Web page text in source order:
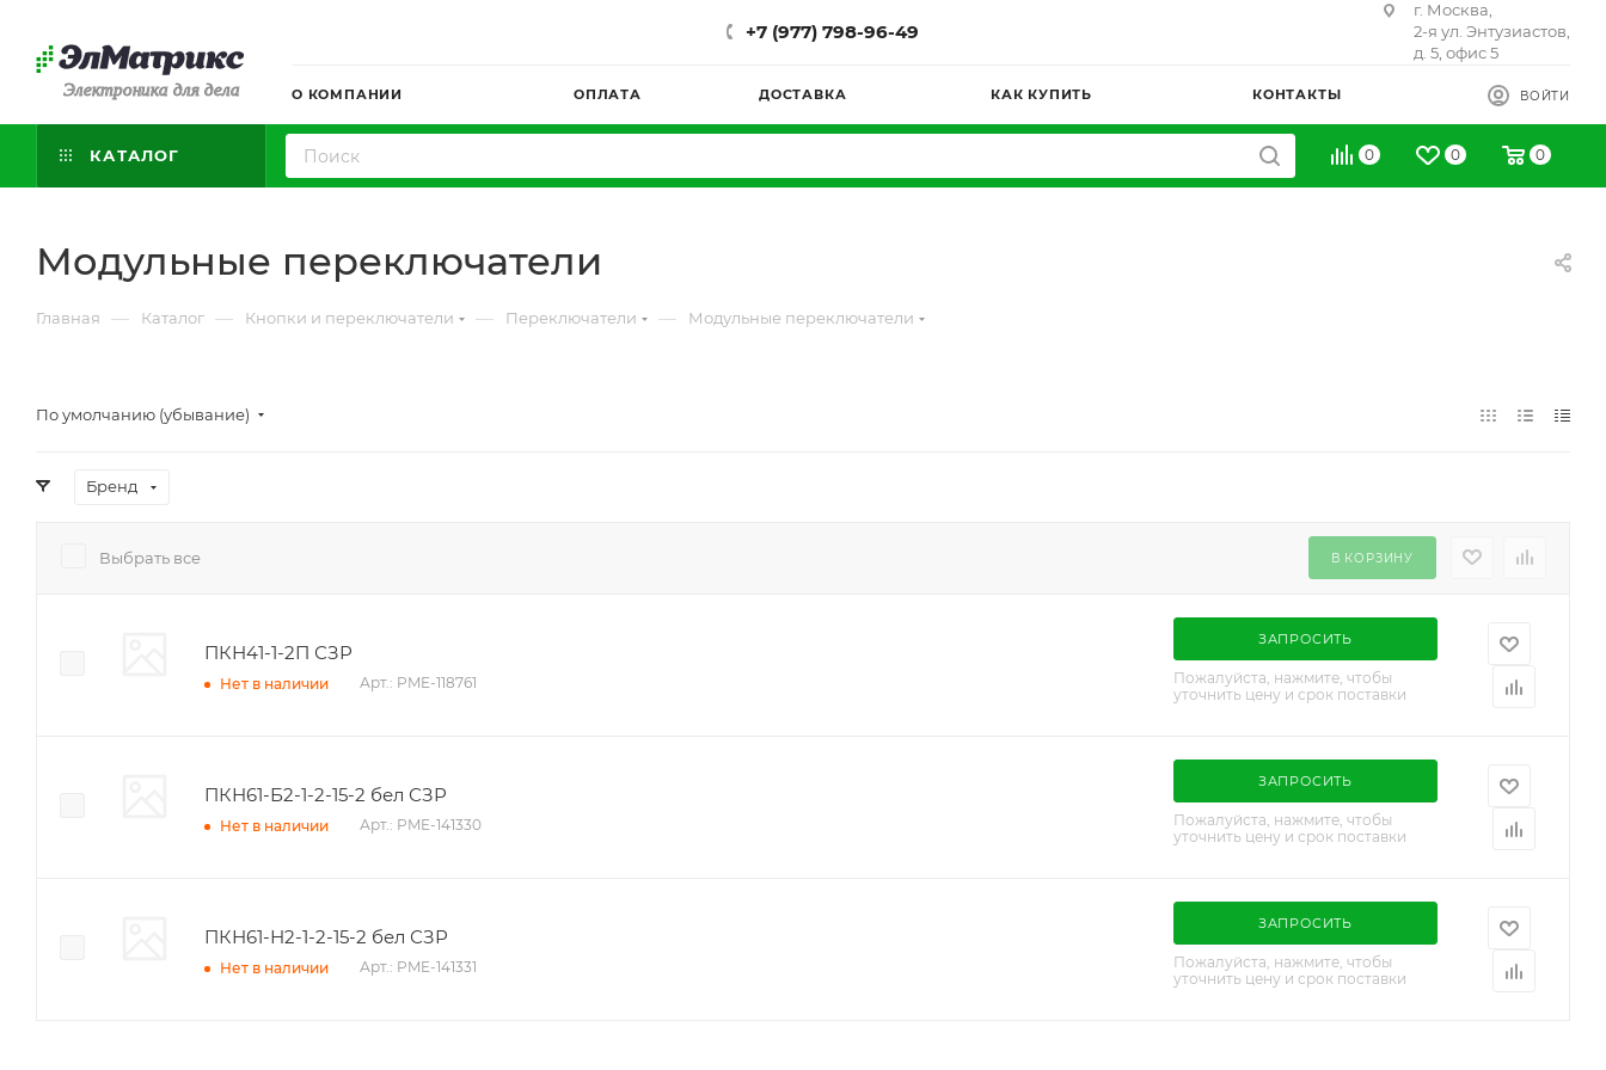
Электроника для дела
+7 (977) 798-96-49
г. Москва,
2-я ул. Энтузиастов,
д. 5, офис 5
О КОМПАНИИ ОПЛАТА ДОСТАВКА КАК КУПИТЬ КОНТАКТЫ ВОЙТИ
КАТАЛОГ 0 0 0
Модульные переключатели
Главная — Каталог — Кнопки и переключатели — Переключатели — Модульные переключатели
По умолчанию (убывание)
Бренд
Выбрать все В КОРЗИНУ
ПКН41-1-2П СЗР
Нет в наличии Арт.: PME-118761
ЗАПРОСИТЬ
Пожалуйста, нажмите, чтобы
уточнить цену и срок поставки
ПКН61-Б2-1-2-15-2 бел СЗР
Нет в наличии Арт.: PME-141330
ЗАПРОСИТЬ
Пожалуйста, нажмите, чтобы
уточнить цену и срок поставки
ПКН61-Н2-1-2-15-2 бел СЗР
Нет в наличии Арт.: PME-141331
ЗАПРОСИТЬ
Пожалуйста, нажмите, чтобы
уточнить цену и срок поставки